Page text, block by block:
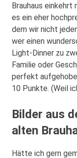
Brauhaus einkehrt
es ein eher
dem wir nicht
wer einen
Light-Dinner zu
Familie oder
perfekt
10 Punkte. (Weil
Bilder aus
alten
Hätte ich gern